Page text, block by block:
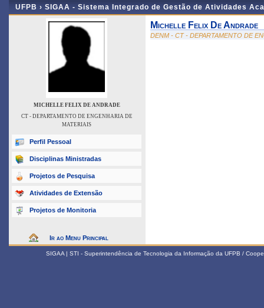
UFPB › SIGAA - Sistema Integrado de Gestão de Atividades
MICHELLE FELIX DE ANDRADE
CT - DEPARTAMENTO DE ENGENHARIA DE
MATERIAIS
Perfil Pessoal
Disciplinas Ministradas
Projetos de Pesquisa
Atividades de Extensão
Projetos de Monitoria
Ir ao Menu Principal
Michelle Felix De Andrade
DENM - CT - DEPARTAMENTO DE
SIGAA | STI - Superintendência de Tecnologia da Informação da UFPB /